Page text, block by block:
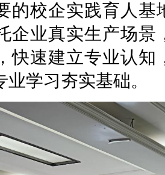
的校企实践育人
企业真实生产场
快速建立专业认
学习夯实基础。